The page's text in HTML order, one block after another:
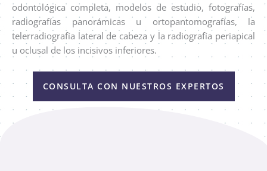
odontológica completa, modelos de estudio, fotografías,
radiografías panorámicas u ortopantomografías, la
telerradiografía lateral de cabeza y la radiografía periapical
u oclusal de los incisivos inferiores.
CONSULTA CON NUESTROS EXPERTOS